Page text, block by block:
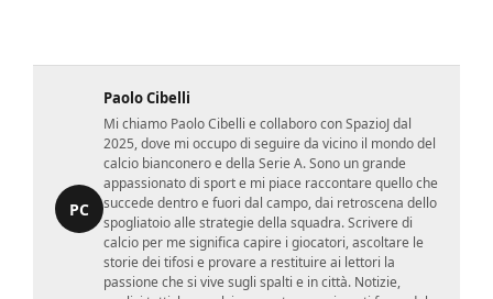
PC
Paolo Cibelli
Mi chiamo Paolo Cibelli e collaboro con SpazioJ dal
2025, dove mi occupo di seguire da vicino il mondo del
calcio bianconero e della Serie A. Sono un grande
appassionato di sport e mi piace raccontare quello che
succede dentro e fuori dal campo, dai retroscena dello
spogliatoio alle strategie della squadra. Scrivere di
calcio per me significa capire i giocatori, ascoltare le
storie dei tifosi e provare a restituire ai lettori la
passione che si vive sugli spalti e in città. Notizie,